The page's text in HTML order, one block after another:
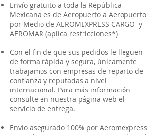
Envío gratuito a toda la República
Mexicana es de Aeropuerto a Aeropuerto
por Medio de AEROMEXPRESS CARGO y
AEROMAR (aplica restricciones*)
Con el fin de que sus pedidos le lleguen
de forma rápida y segura, únicamente
trabajamos con empresas de reparto de
confianza y reputadas a nivel
internacional. Para más información
consulte en nuestra página web el
servicio de entrega.
Envío asegurado 100% por Aeromexpress